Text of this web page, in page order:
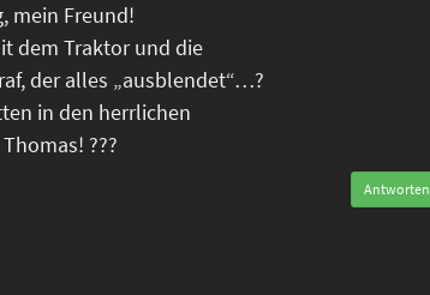
mein Freund!
dem Traktor und die
der alles „ausblendet“…?
in den herrlichen
???
Antworten